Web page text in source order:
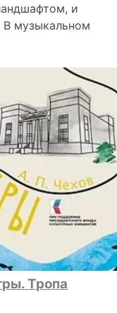
и
В музыкальном
Тропа